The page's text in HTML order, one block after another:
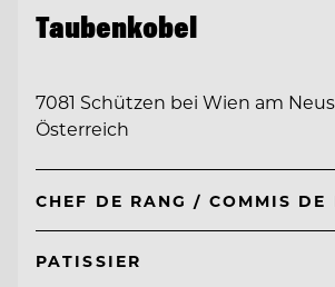
Taubenkobel
7081 Schützen bei Wien am
Österreich
CHEF DE RANG / COMMIS DE
PATISSIER